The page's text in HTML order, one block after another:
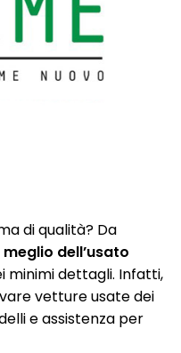
di qualità? Da
dell’usato
minimi dettagli. Infatti,
vetture usate dei
e assistenza per